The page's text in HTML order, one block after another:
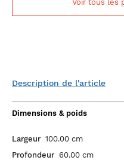
Voir tous les
Description de l'article
Dimensions & poids
Largeur 100.00 cm
Profondeur 60.00 cm